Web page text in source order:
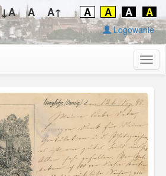
↓A A A↑ A A A A
Logowanie